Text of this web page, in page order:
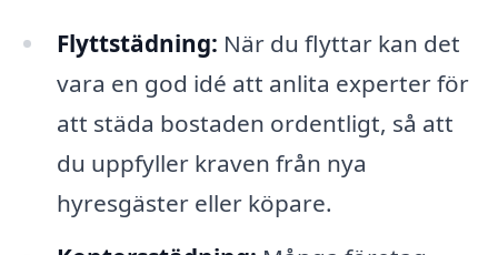
Flyttstädning: När du flyttar kan det
vara en god idé att anlita experter för
att städa bostaden ordentligt, så att
du uppfyller kraven från nya
hyresgäster eller köpare.